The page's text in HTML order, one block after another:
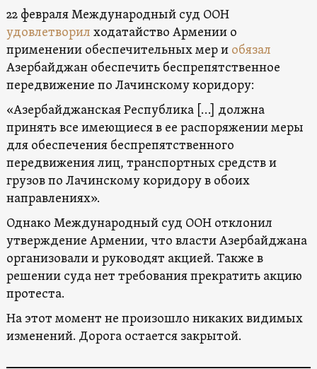
22 февраля Международный суд ООН
удовлетворил ходатайство Армении о
применении обеспечительных мер и обязал
Азербайджан обеспечить беспрепятственное
передвижение по Лачинскому коридору:
«Азербайджанская Республика […] должна
принять все имеющиеся в ее распоряжении меры
для обеспечения беспрепятственного
передвижения лиц, транспортных средств и
грузов по Лачинскому коридору в обоих
направлениях».
Однако Международный суд ООН отклонил
утверждение Армении, что власти Азербайджана
организовали и руководят акцией. Также в
решении суда нет требования прекратить акцию
протеста.
На этот момент не произошло никаких видимых
изменений. Дорога остается закрытой.